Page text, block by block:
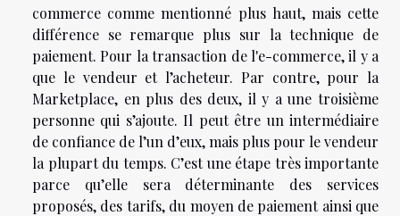
commerce comme mentionné plus haut, mais cette
différence se remarque plus sur la technique de
paiement. Pour la transaction de l'e-commerce, il y a
que le vendeur et l’acheteur. Par contre, pour la
Marketplace, en plus des deux, il y a une troisième
personne qui s’ajoute. Il peut être un intermédiaire
de confiance de l’un d’eux, mais plus pour le vendeur
la plupart du temps. C’est une étape très importante
parce qu’elle sera déterminante des services
proposés, des tarifs, du moyen de paiement ainsi que